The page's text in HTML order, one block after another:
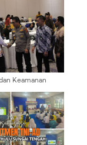
Keamanan
Papua Hadiri
Makan